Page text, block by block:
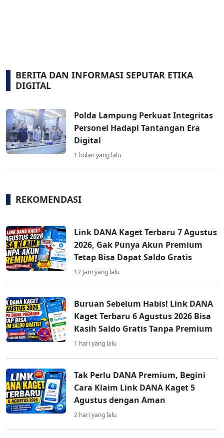
BERITA DAN INFORMASI SEPUTAR ETIKA
DIGITAL
Polda Lampung Perkuat Integritas
Personel Hadapi Tantangan Era
Digital
1 bulan yang lalu
REKOMENDASI
Link DANA Kaget Terbaru 7 Agustus
2026, Gak Punya Akun Premium
Tetap Bisa Dapat Saldo Gratis
12 jam yang lalu
Buruan Sebelum Habis! Link DANA
Kaget Terbaru 6 Agustus 2026 Bisa
Kasih Saldo Gratis Tanpa Premium
1 hari yang lalu
Tak Perlu DANA Premium, Begini
Cara Klaim Link DANA Kaget 5
Agustus dengan Aman
2 hari yang lalu